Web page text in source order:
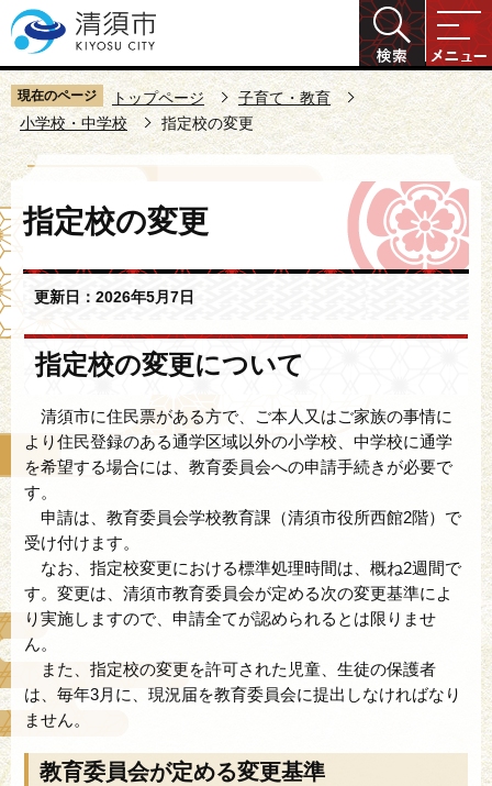
こ
の
ペ
ー
ジ
の
先
頭
で
す
現在のページ トップページ
子育て・教育
小学校・中学校
指定校の変更
文
こ
ら
指定校の変更
更新日：2026年5月7日
指定校の変更について
清須市に住民票がある方で、ご本人又はご家族の事情に
より住民登録のある通学区域以外の小学校、中学校に通学
を希望する場合には、教育委員会への申請手続きが必要で
す。
申請は、教育委員会学校教育課（清須市役所西館2階）で
受け付けます。
なお、指定校変更における標準処理時間は、概ね2週間で
す。変更は、清須市教育委員会が定める次の変更基準によ
り実施しますので、申請全てが認められるとは限りませ
ん。
また、指定校の変更を許可された児童、生徒の保護者
は、毎年3月に、現況届を教育委員会に提出しなければなり
ません。
教育委員会が定める変更基準